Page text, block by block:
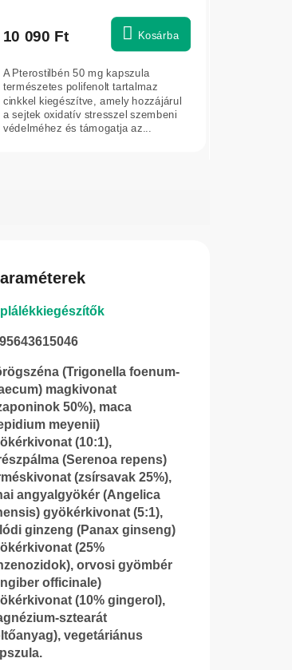
10 090 Ft Kosárba
A Pterostilbén 50 mg kapszula
természetes polifenolt tartalmaz
cinkkel kiegészítve, amely hozzájárul
a sejtek oxidatív stresszel szembeni
védelméhez és támogatja az...
(Trigonella foenum-
magkivonat
50%), maca
meyenii)
(10:1),
(Serenoa repens)
(zsírsavak 25%),
angyalgyökér (Angelica
gyökérkivonat (5:1),
ginzeng (Panax ginseng)
(25%
orvosi gyömbér
officinale)
(10% gingerol),
sztearát
vegetáriánus